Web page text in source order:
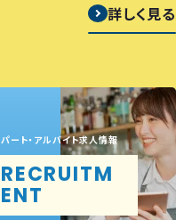
詳しく見る
パート・アルバイト求人情報
RECRUITM
ENT